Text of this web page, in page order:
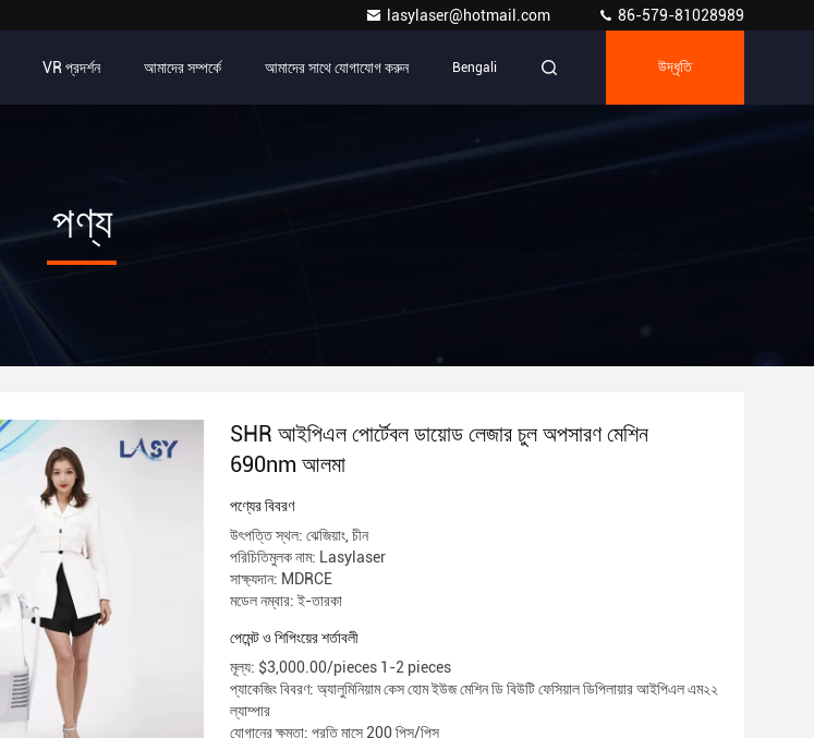
lasylaser@hotmail.com 86-579-81028989
VR প্রদর্শন আমাদের সম্পর্কে আমাদের সাথে যোগাযোগ করুন Bengali উদ্ধৃতি
পণ্য
SHR আইপিএল পোর্টেবল ডায়োড লেজার চুল অপসারণ মেশিন
690nm আলমা
পণ্যের বিবরণ
উৎপত্তি স্থল: ঝেজিয়াং, চীন
পরিচিতিমুলক নাম: Lasylaser
সাক্ষ্যদান: MDRCE
মডেল নম্বার: ই-তারকা
পেমেন্ট ও শিপিংয়ের শর্তাবলী
মূল্য: $3,000.00/pieces 1-2 pieces
প্যাকেজিং বিবরণ: অ্যালুমিনিয়াম কেস হোম ইউজ মেশিন ডি বিউটি ফেসিয়াল ডিপিলায়ার আইপিএল এম২২
ল্যাম্পার
যোগানের ক্ষমতা: প্রতি মাসে 200 পিস/পিস